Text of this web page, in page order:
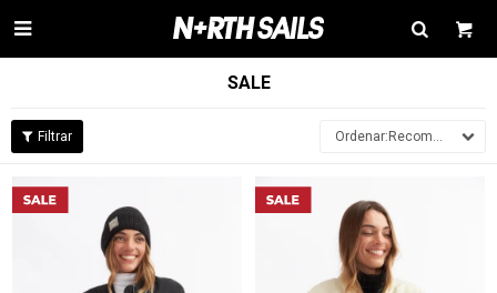

SALE
Recomendados